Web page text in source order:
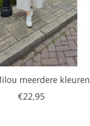
meerdere kleuren
€22,95